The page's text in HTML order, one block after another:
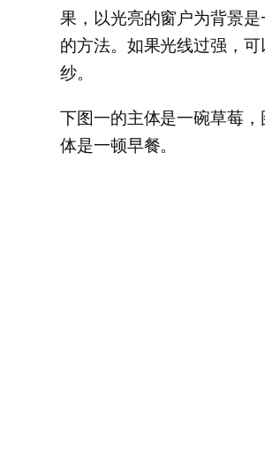
果，以光亮的窗户为背景是
的方法。如果光线过强，可
纱。
下图一的主体是一碗草莓，
体是一顿早餐。